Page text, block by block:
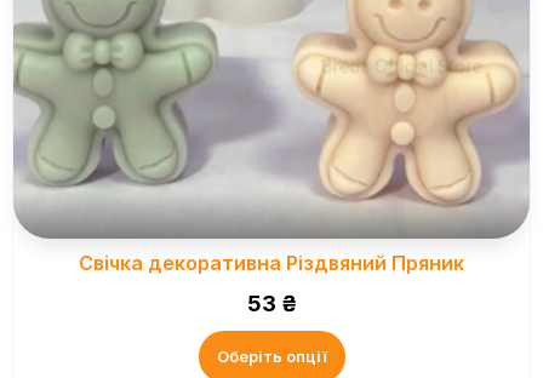
Свічка декоративна Різдвяний Пряник
53 ₴
Оберіть опції